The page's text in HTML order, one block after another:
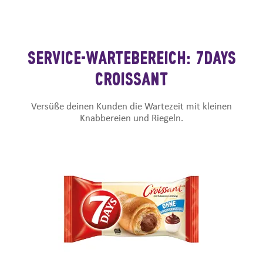
SERVICE-WARTEBEREICH: 7DAYS
CROIЅЅANT
Versüße deinen Kunden die Wartezeit mit kleinen
Knabbereien und Riegeln.